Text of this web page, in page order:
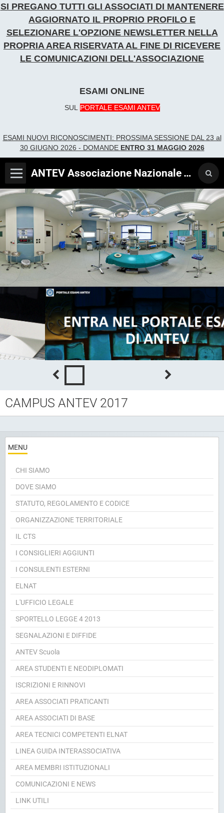
SI PREGANO TUTTI GLI ASSOCIATI DI MANTENERE
AGGIORNATO IL PROPRIO PROFILO E
SELEZIONARE L'OPZIONE NEWSLETTER NELLA
PROPRIA AREA RISERVATA AL FINE DI RICEVERE
LE COMUNICAZIONI DELL'ASSOCIAZIONE
ESAMI ONLINE
SUL PORTALE ESAMI ANTEV
ESAMI NUOVI RICONOSCIMENTI: PROSSIMA SESSIONE DAL 23 al
30 GIUGNO 2026 - DOMANDE ENTRO 31 MAGGIO 2026
ANTEV Associazione Nazionale Tecnici Verificatori
CAMPUS ANTEV 2017
MENU
CHI SIAMO
DOVE SIAMO
STATUTO, REGOLAMENTO E CODICE
ORGANIZZAZIONE TERRITORIALE
IL CTS
I CONSIGLIERI AGGIUNTI
I CONSULENTI ESTERNI
ELNAT
L'UFFICIO LEGALE
SPORTELLO LEGGE 4 2013
SEGNALAZIONI E DIFFIDE
ANTEV Scuola
AREA STUDENTI E NEODIPLOMATI
ISCRIZIONI E RINNOVI
AREA ASSOCIATI PRATICANTI
AREA ASSOCIATI DI BASE
AREA TECNICI COMPETENTI ELNAT
LINEA GUIDA INTERASSOCIATIVA
AREA MEMBRI ISTITUZIONALI
COMUNICAZIONI E NEWS
LINK UTILI